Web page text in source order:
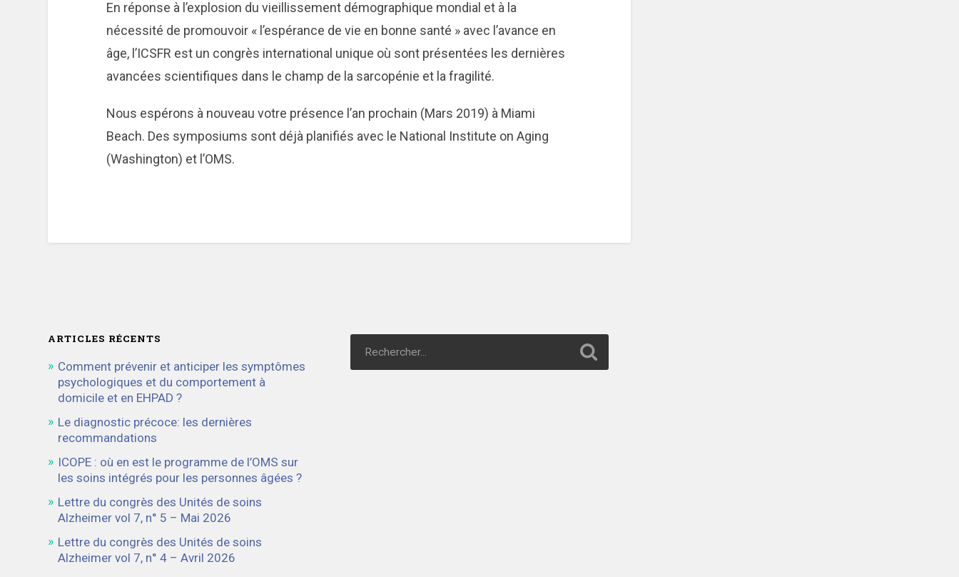
En réponse à l’explosion du vieillissement démographique mondial et à la
nécessité de promouvoir « l’espérance de vie en bonne santé » avec l’avance en
âge, l’ICSFR est un congrès international unique où sont présentées les dernières
avancées scientifiques dans le champ de la sarcopénie et la fragilité.
Nous espérons à nouveau votre présence l’an prochain (Mars 2019) à Miami
Beach. Des symposiums sont déjà planifiés avec le National Institute on Aging
(Washington) et l’OMS.
ARTICLES RÉCENTS
Comment prévenir et anticiper les symptômes
psychologiques et du comportement à
domicile et en EHPAD ?
Le diagnostic précoce: les dernières
recommandations
ICOPE : où en est le programme de l’OMS sur
les soins intégrés pour les personnes âgées ?
Lettre du congrès des Unités de soins
Alzheimer vol 7, n° 5 – Mai 2026
Lettre du congrès des Unités de soins
Alzheimer vol 7, n° 4 – Avril 2026